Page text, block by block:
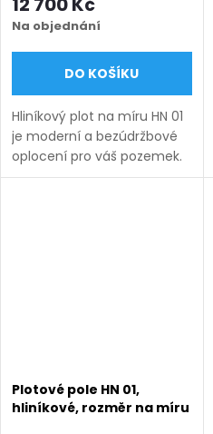
Na objednání
DO KOŠÍKU
Hliníkový plot na míru HN 01
je moderní a bezúdržbové
oplocení pro váš pozemek.
Vyrábíme ho v rozsahu
Plotové pole HN 01,
hliníkové, rozměr na míru